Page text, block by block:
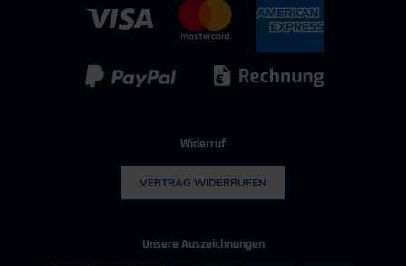
IT & Digitalisierung
Technischer Vertrieb
Widerruf
VERTRAG WIDERRUFEN
Unsere Auszeichnungen